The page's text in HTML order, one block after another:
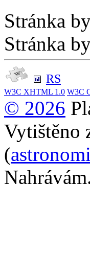
Stránka
Stránka
RS
W3C XHTML 1.0 W3C
© 2026
Vytištěno
(